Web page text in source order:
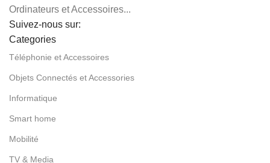
Ordinateurs et Accessoires...
Suivez-nous sur:
Categories
Téléphonie et Accessoires
Objets Connectés et Accessories
Informatique
Smart home
Mobilité
TV & Media